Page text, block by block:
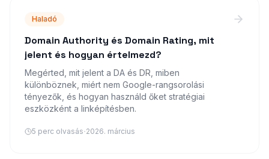
Haladó
Domain Authority és Domain Rating, mit
jelent és hogyan értelmezd?
Megérted, mit jelent a DA és DR, miben
különböznek, miért nem Google-rangsorolási
tényezők, és hogyan használd őket stratégiai
eszközként a linképítésben.
5 perc olvasás·2026. március